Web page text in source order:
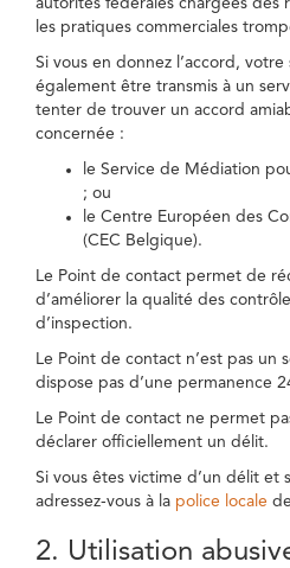
autorités fédérales chargées des
les pratiques commerciales
Si vous en donnez l’accord,
également être transmis à un
tenter de trouver un accord
concernée :
le Service de Médiation
; ou
le Centre Européen des
(CEC Belgique).
Le Point de contact permet de
d’améliorer la qualité des
d’inspection.
Le Point de contact n’est pas un
dispose pas d’une permanence
Le Point de contact ne permet
déclarer officiellement un délit.
Si vous êtes victime d’un délit et
adressez-vous à la police locale
2. Utilisation